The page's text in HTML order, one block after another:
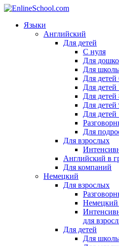
Языки
Английский
Для детей
С нуля
Для
Для
Для детей
Для детей
Для детей
Для детей
Для детей
Для
Для взрослых
Английский в
Для компаний
Немецкий
Для взрослых
Немецкий
для
Для детей
Для